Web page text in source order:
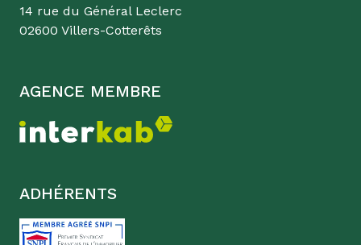
14 rue du Général Leclerc
02600 Villers-Cotterêts
AGENCE MEMBRE
ADHÉRENTS